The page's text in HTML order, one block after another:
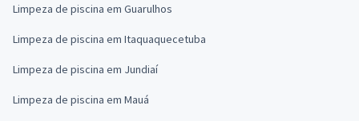
Limpeza de piscina em Guarulhos
Limpeza de piscina em Itaquaquecetuba
Limpeza de piscina em Jundiaí
Limpeza de piscina em Mauá